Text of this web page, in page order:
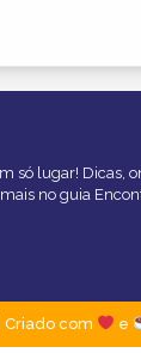
só lugar! Dicas,
no guia
Criado com e